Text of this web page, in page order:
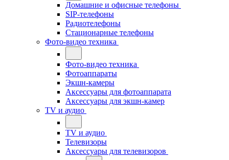
Домашние и офисные телефоны
SIP-телефоны
Радиотелефоны
Стационарные телефоны
Фото-видео техника
Фото-видео техника
Фотоаппараты
Экшн-камеры
Аксессуары для фотоаппарата
Аксессуары для экшн-камер
TV и аудио
TV и аудио
Телевизоры
Аксессуары для телевизоров